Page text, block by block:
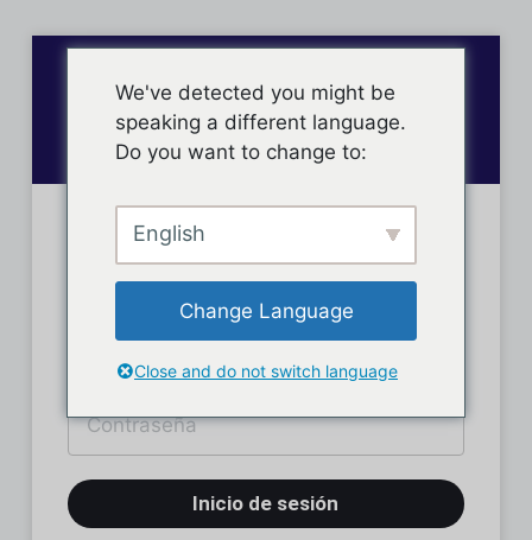
Inicio de sesión
We've detected you might be
speaking a different language.
Do you want to change to:
English
Change Language
Close and do not switch language